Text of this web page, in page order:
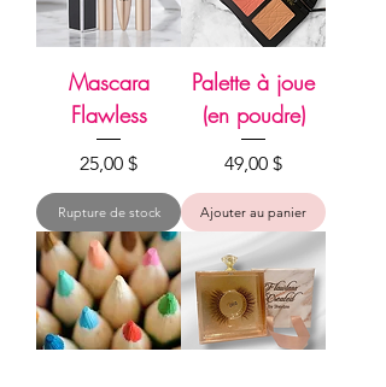
Mascara
Flawless
Prix
25,00 $
Rupture de stock
Palette à joue
(en poudre)
Prix
49,00 $
Ajouter au panier